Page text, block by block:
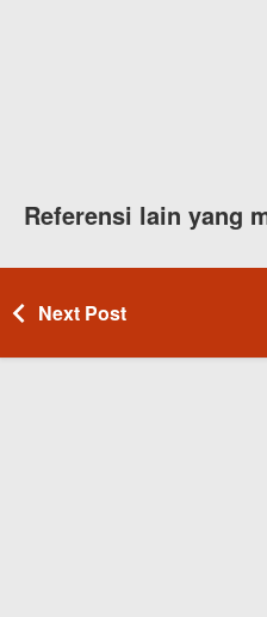
Referensi lain yang
Next Post